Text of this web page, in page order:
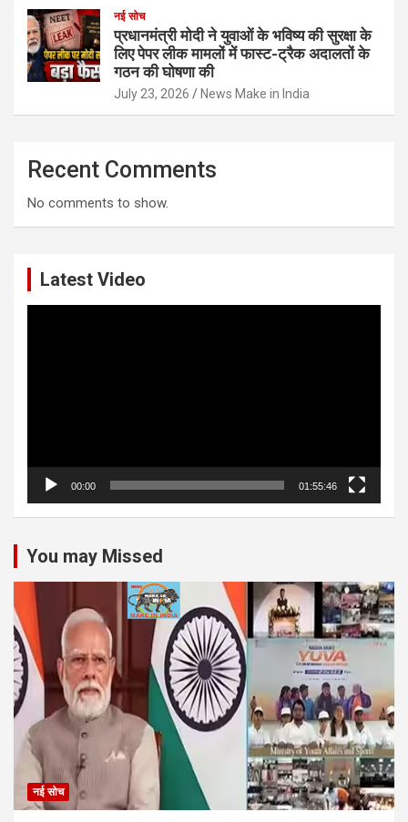
नई सोच
प्रधानमंत्री मोदी ने युवाओं के भविष्य की सुरक्षा के
लिए पेपर लीक मामलों में फास्ट-ट्रैक अदालतों के
गठन की घोषणा की
July 23, 2026 News Make in India
Recent Comments
No comments to show.
Latest Video
00:00 01:55:46
You may Missed
नई सोच